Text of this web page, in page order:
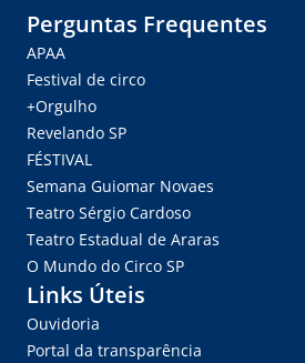
Perguntas Frequentes
APAA
Festival de circo
+Orgulho
Revelando SP
FÉSTIVAL
Semana Guiomar Novaes
Teatro Sérgio Cardoso
Teatro Estadual de Araras
O Mundo do Circo SP
Links Úteis
Ouvidoria
Portal da transparência